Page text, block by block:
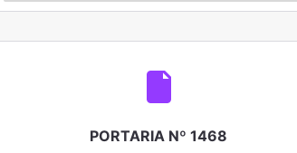
PORTARIA Nº 1468